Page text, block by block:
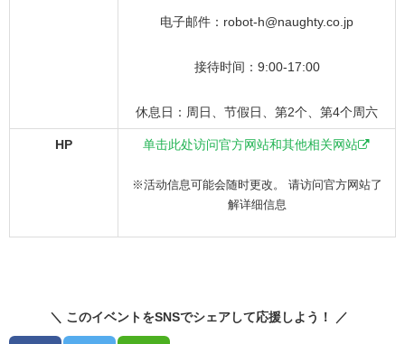
电子邮件：robot-h@naughty.co.jp
接待时间：9:00-17:00
休息日：周日、节假日、第2个、第4个周六
HP 单击此处访问官方网站和其他相关网站
※活动信息可能会随时更改。 请访问官方网站了
解详细信息
＼ このイベントをSNSでシェアして応援しよう！ ／